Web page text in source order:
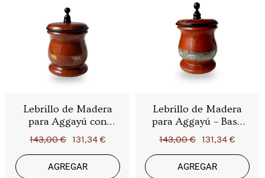
Lebrillo de Madera
para Aggayú con
Incrustaciones
Doradas – Base Ritual
Premium de Fuerza y
Poder
143,00 € 131,34 €
AGREGAR
Lebrillo de Madera
para Aggayú – Base
Ritual del Orisha de
la Fuerza y los
Volcanes
143,00 € 131,34 €
AGREGAR